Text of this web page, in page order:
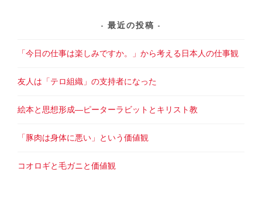
最近の投稿
「今日の仕事は楽しみですか。」から考える日本人の仕事観
友人は「テロ組織」の支持者になった
絵本と思想形成―ピーターラビットとキリスト教
「豚肉は身体に悪い」という価値観
コオロギと毛ガニと価値観